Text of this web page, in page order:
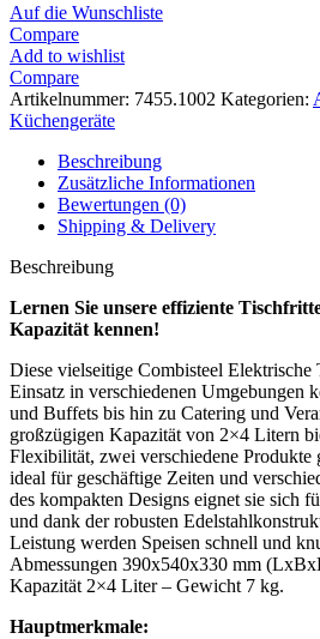
Auf die Wunschliste
Compare
Add to wishlist
Compare
Artikelnummer: 7455.1002 Kategorien:
Küchengeräte
Beschreibung
Zusätzliche Informationen
Bewertungen (0)
Shipping & Delivery
Beschreibung
Lernen Sie unsere effiziente
Kapazität kennen!
Diese vielseitige Combisteel Elektrische
Einsatz in verschiedenen Umgebungen
und Buffets bis hin zu Catering und
großzügigen Kapazität von 2×4 Litern
Flexibilität, zwei verschiedene Produkte
ideal für geschäftige Zeiten und
des kompakten Designs eignet sie sich
und dank der robusten
Leistung werden Speisen schnell und
Abmessungen 390x540x330 mm
Kapazität 2×4 Liter – Gewicht 7 kg.
Hauptmerkmale: